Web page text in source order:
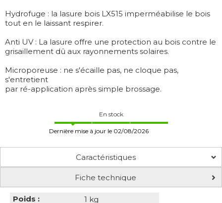
Hydrofuge : la lasure bois LX515 imperméabilise le bois
tout en le laissant respirer.
Anti UV : La lasure offre une protection au bois contre le
grisaillement dû aux rayonnements solaires.
Microporeuse : ne s'écaille pas, ne cloque pas,
s'entretient
par ré-application après simple brossage.
En stock
Dernière mise à jour le 02/08/2026
Caractéristiques
Fiche technique
Poids :
1 kg